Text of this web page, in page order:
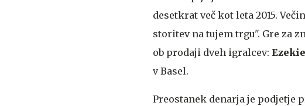
desetkrat več kot leta 2015.
storitev na tujem trgu". Gre za
ob prodaji dveh igralcev:
v Basel.
Preostanek denarja je podjetje